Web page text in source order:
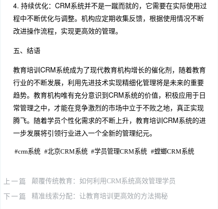
4. 持续优化：CRM系统并不是一蹴而就的，它需要在实际使用过
程中不断优化与调整。机构应定期收集反馈，根据使用情况不断
改进操作流程，实现更高效的管理。
五、结语
教育培训CRM系统成为了现代教育机构增长的催化剂，随着教育
行业的不断发展，利用先进技术实现精细化管理将是未来的重要
趋势。教育机构唯有充分意识到CRM系统的价值，积极应用于日
常管理之中，才能在竞争激烈的市场中立于不败之地，真正实现
腾飞。随着学员个性化需求的不断上升，教育培训CRM系统的进
一步发展将引领行业进入一个全新的管理纪元。
#crm系统 #北京CRM系统 #学员管理CRM系统 #螳螂CRM系统
上一篇 颠覆传统教育：如何利用CRM系统高效管理学员
下一篇 精准线索分配：让教育培训更高效的方法揭秘